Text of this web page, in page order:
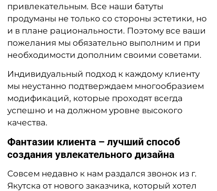
привлекательным. Все наши батуты
продуманы не только со стороны эстетики, но
и в плане рациональности. Поэтому все ваши
пожелания мы обязательно выполним и при
необходимости дополним своими советами.
Индивидуальный подход к каждому клиенту
мы неустанно подтверждаем многообразием
модификаций, которые проходят всегда
успешно и на должном уровне высокого
качества.
Фантазии клиента – лучший способ
создания увлекательного дизайна
Совсем недавно к нам раздался звонок из г.
Якутска от нового заказчика, который хотел